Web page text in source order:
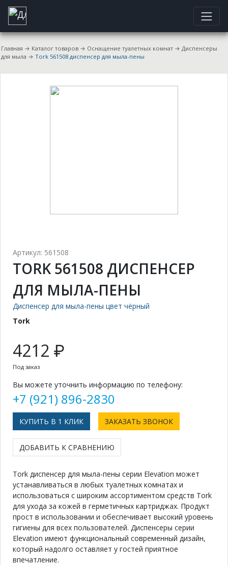
Главная → Каталог товаров → Оснащение туалетных комнат → Диспенсеры
для мыла → Tork 561508 диспенсер для мыла-пены
Артикул: 561508
TORK 561508 ДИСПЕНСЕР
ДЛЯ МЫЛА-ПЕНЫ
Диспенсер для мыла-пены цвет чёрный
Tork
4212 ₽
Под заказ
Вы можете уточнить информацию по телефону:
+7 (921) 896-2830
КУПИТЬ В 1 КЛИК ЗАКАЗАТЬ ЗВОНОК
ДОБАВИТЬ К СРАВНЕНИЮ
Tork диспенсер для мыла-пены серии Elevation может
устанавливаться в любых туалетных комнатах и
использоваться с широким ассортиментом средств Tork
для ухода за кожей в герметичных картриджах. Продукт
прост в использовании и обеспечивает высокий уровень
гигиены для всех пользователей. Диспенсеры серии
Elevation имеют функциональный современный дизайн,
который надолго оставляет у гостей приятное
впечатление.